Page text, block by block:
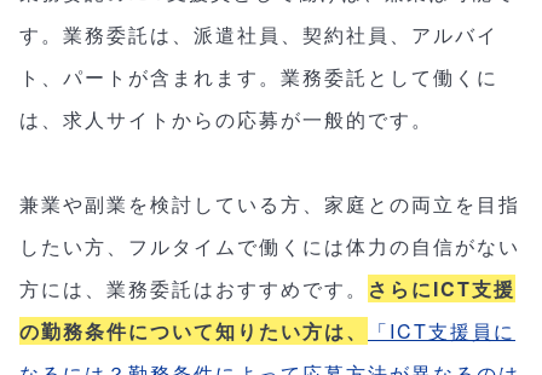
す。業務委託は、派遣社員、契約社員、アルバイ
ト、パートが含まれます。業務委託として働くに
は、求人サイトからの応募が一般的です。
兼業や副業を検討している方、家庭との両立を目指
したい方、フルタイムで働くには体力の自信がない
方には、業務委託はおすすめです。 さらにICT支援
の勤務条件について知りたい方は、
「ICT支援員に